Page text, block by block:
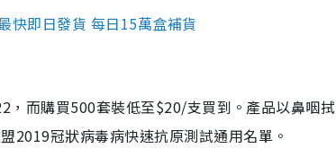
快即日發貨 每日15萬盒補貨
，而購買500套裝低至$20/支買到。產品以鼻咽
2019冠狀病毒病快速抗原測試通用名單。